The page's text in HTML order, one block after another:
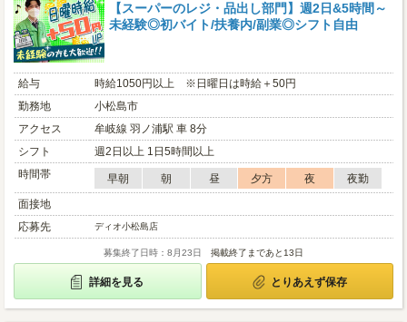
【スーパーのレジ・品出し部門】週2日&5時間～
未経験◎初バイト/扶養内/副業◎シフト自由
給与
時給1050円以上 ※日曜日は時給＋50円
勤務地
小松島市
アクセス
牟岐線 羽ノ浦駅 車 8分
シフト
週2日以上 1日5時間以上
時間帯
早朝 朝 昼 夕方 夜
夜勤
面接地
応募先
ディオ小松島店
募集終了日時：8月23日 掲載終了まであと13日
詳細を見る とりあえず保存